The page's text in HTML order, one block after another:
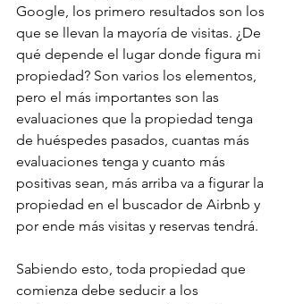
Google, los primero resultados son los
que se llevan la mayoría de visitas. ¿De
qué depende el lugar donde figura mi
propiedad? Son varios los elementos,
pero el más importantes son las
evaluaciones que la propiedad tenga
de huéspedes pasados, cuantas más
evaluaciones tenga y cuanto más
positivas sean, más arriba va a figurar la
propiedad en el buscador de Airbnb y
por ende más visitas y reservas tendrá.
Sabiendo esto, toda propiedad que
comienza debe seducir a los